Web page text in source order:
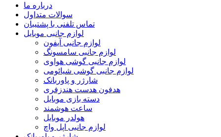
درباره ما
سوالات متداول
تماس تلفنی با پشتیبان
لوازم جانبی موبایل
لوازم جانبی آیفون
لوازم جانبی سامسونگ
لوازم جانبی گوشی هواوی
لوازم جانبی گوشی شیائومی
شارژر و پاوربانک
هدفون هدست هندزفری
دسته بازی موبایل
ساعت هوشمند
هولدر موبایل
لوازم جانبی اپل واچ